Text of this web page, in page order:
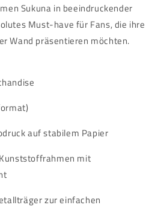
Sukuna in beeindruckender
Must-have für Fans, die ihre
Wand präsentieren möchten.
auf stabilem Papier
mit
zur einfachen